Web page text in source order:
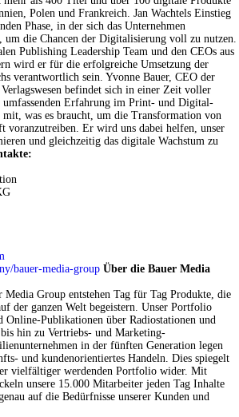
Polen und Frankreich. Jan Wachtels Einstieg
Phase, in der sich das Unternehmen
um die Chancen der Digitalisierung voll zu nutzen.
Publishing Leadership Team und den CEOs aus
wird er für die erfolgreiche Umsetzung der
verantwortlich sein. Yvonne Bauer, CEO der
befindet sich in einer Zeit voller
umfassenden Erfahrung im Print- und Digital-
was es braucht, um die Transformation von
voranzutreiben. Er wird uns dabei helfen, unser
und gleichzeitig das digitale Wachstum zu
bauer-media-group Über die Bauer Media
Media Group entstehen Tag für Tag Produkte, die
der ganzen Welt begeistern. Unser Portfolio
Publikationen über Radiostationen und
hin zu Vertriebs- und Marketing-
in der fünften Generation legen
und kundenorientiertes Handeln. Dies spiegelt
vielfältiger werdenden Portfolio wider. Mit
unsere 15.000 Mitarbeiter jeden Tag Inhalte
auf die Bedürfnisse unserer Kunden und